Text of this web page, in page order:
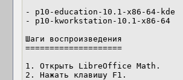
- p10-education-10.1-x86-64-kde
- p10-kworkstation-10.1-x86-64
Шаги воспроизведения
====================
1. Открыть LibreOffice Math.
2. Нажать клавишу F1.